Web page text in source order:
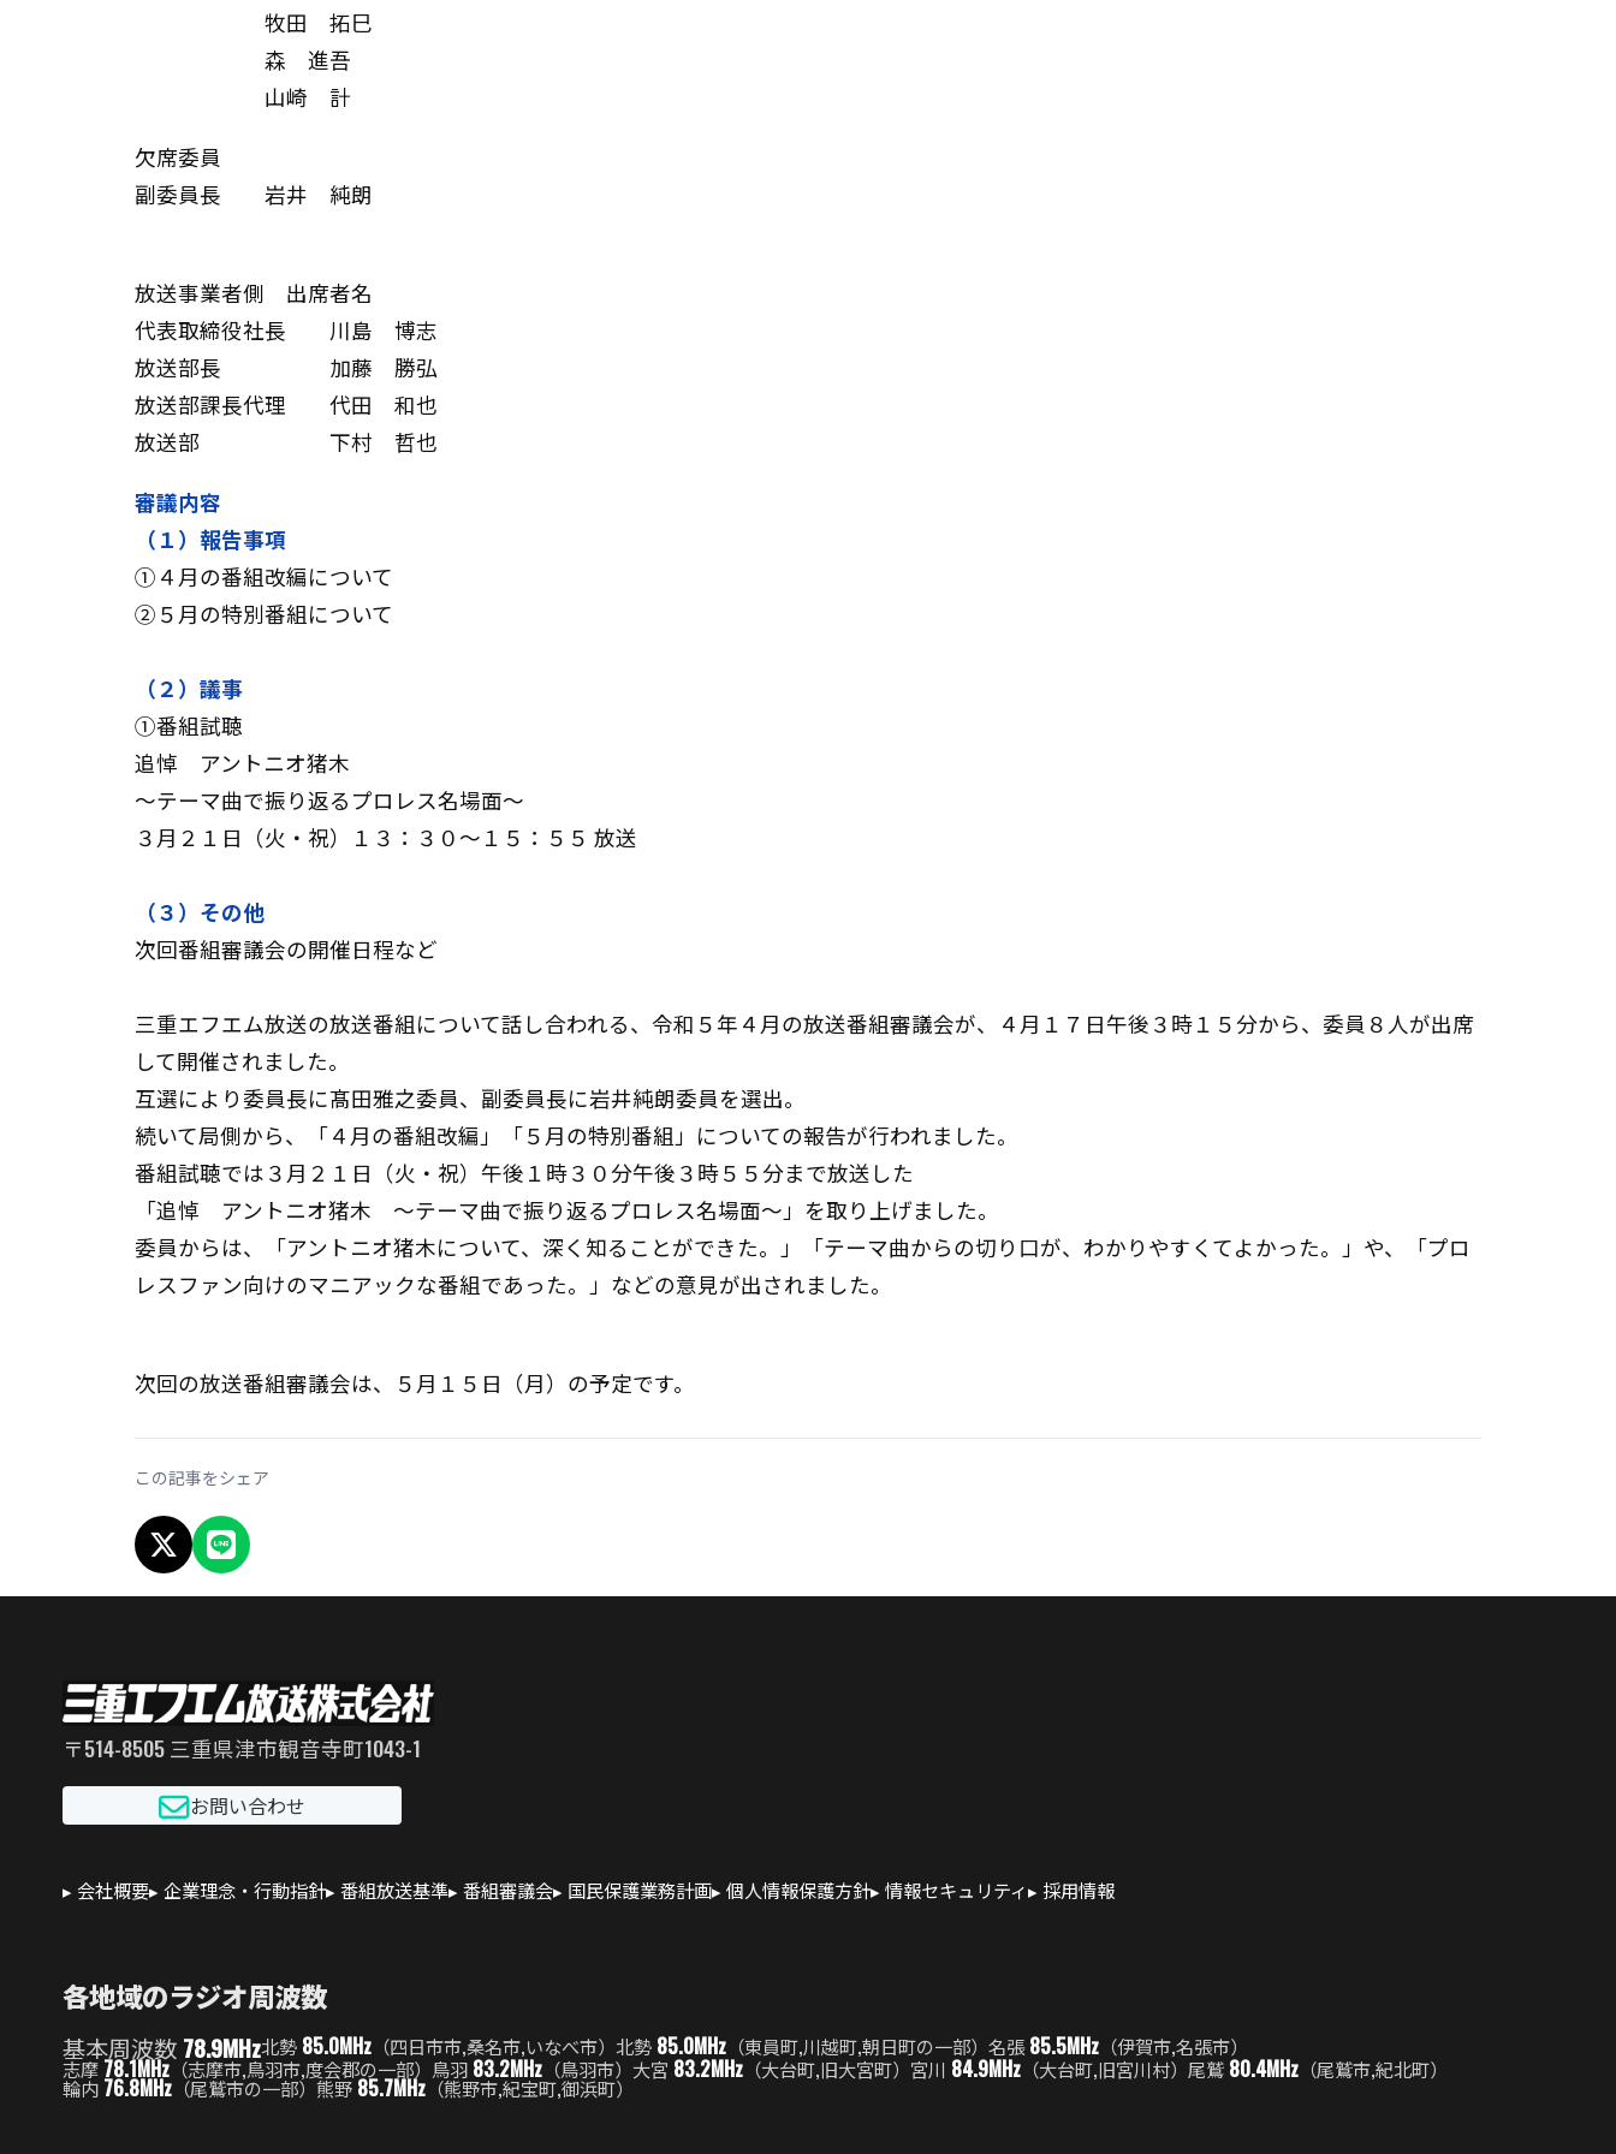
牧田 拓巳
森 進吾
山崎 計
欠席委員
副委員長 岩井 純朗
放送事業者側 出席者名
代表取締役社長 川島 博志
放送部長 加藤 勝弘
放送部課長代理 代田 和也
放送部 下村 哲也
審議内容
（１）報告事項
①４月の番組改編について
②５月の特別番組について
（２）議事
①番組試聴
追悼 アントニオ猪木
～テーマ曲で振り返るプロレス名場面～
３月２１日（火・祝）１３：３０～１５：５５ 放送
（３）その他
次回番組審議会の開催日程など
三重エフエム放送の放送番組について話し合われる、令和５年４月の放送番組審議会が、４月１７日午後３時１５分から、委員８人が出席
して開催されました。
互選により委員長に髙田雅之委員、副委員長に岩井純朗委員を選出。
続いて局側から、「４月の番組改編」「５月の特別番組」についての報告が行われました。
番組試聴では３月２１日（火・祝）午後１時３０分午後３時５５分まで放送した
「追悼 アントニオ猪木 ～テーマ曲で振り返るプロレス名場面～」を取り上げました。
委員からは、「アントニオ猪木について、深く知ることができた。」「テーマ曲からの切り口が、わかりやすくてよかった。」や、「プロ
レスファン向けのマニアックな番組であった。」などの意見が出されました。
次回の放送番組審議会は、５月１５日（月）の予定です。
この記事をシェア
X でシェアLINEでシェア
〒514-8505 三重県津市観音寺町1043-1
お問い合わせ
会社概要 企業理念・行動指針 番組放送基準 番組審議会 国民保護業務計画 個人情報保護方針 情報セキュリティ 採用情報
各地域のラジオ周波数
基本周波数 78.9MHz北勢 85.0MHz （四日市市,桑名市,いなべ市） 北勢 85.0MHz （東員町,川越町,朝日町の一部） 名張85.5MHz （伊賀市,名張市）
志摩 78.1MHz（志摩市,鳥羽市,度会郡の一部） 鳥羽 83.2MHz （鳥羽市） 大宮 83.2MHz （大台町,旧大宮町） 宮川 84.9MHz （大台町,旧宮川村） 尾鷲 80.4MHz （尾鷲市,紀北町）
輪内 76.8MHz （尾鷲市の一部）熊野85.7MHz （熊野市,紀宝町,御浜町）